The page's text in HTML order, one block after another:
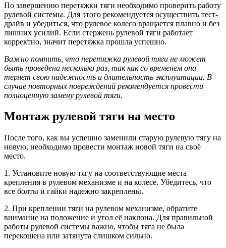
По завершению перетяжки тяги необходимо проверить работу
рулевой системы. Для этого рекомендуется осуществить тест-
драйв и убедиться, что рулевое колесо вращается плавно и без
лишних усилий. Если стержень рулевой тяги работает
корректно, значит перетяжка прошла успешно.
Важно помнить, что перетяжка рулевой тяги не может
быть проведена несколько раз, так как со временем она
теряет свою надежность и длительность эксплуатации. В
случае повторных повреждений рекомендуется провести
полноценную замену рулевой тяги.
Монтаж рулевой тяги на место
После того, как вы успешно заменили старую рулевую тягу на
новую, необходимо провести монтаж новой тяги на своё
место.
1. Установите новую тягу на соответствующие места
крепления в рулевом механизме и на колесе. Убедитесь, что
все болты и гайки надежно закреплены.
2. При креплении тяги на рулевом механизме, обратите
внимание на положение и угол её наклона. Для правильной
работы рулевой системы важно, чтобы тяга не была
перекошена или затянута слишком сильно.